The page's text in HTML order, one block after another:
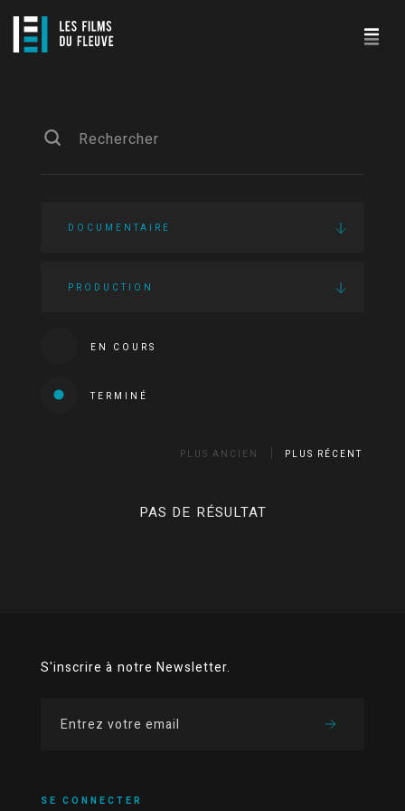
DOCUMENTAIRE
PRODUCTION
EN COURS
TERMINÉ
PLUS ANCIEN PLUS RÉCENT
PAS DE RÉSULTAT
S'inscrire à notre Newsletter.
SE CONNECTER